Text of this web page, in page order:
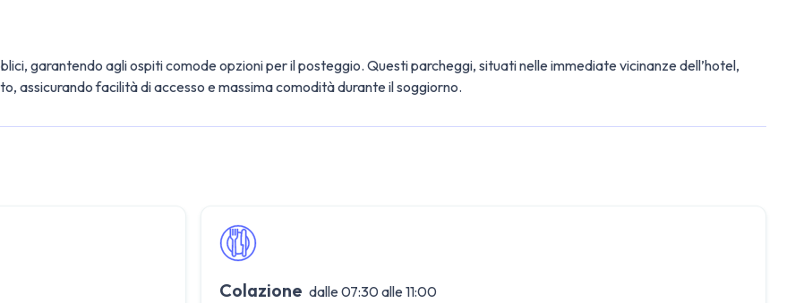
garantendo agli ospiti comode opzioni per il posteggio. Questi parcheggi, situati nelle immediate vicinanze dell’hotel,
assicurando facilità di accesso e massima comodità durante il soggiorno.
Colazione dalle 07:30 alle 11:00